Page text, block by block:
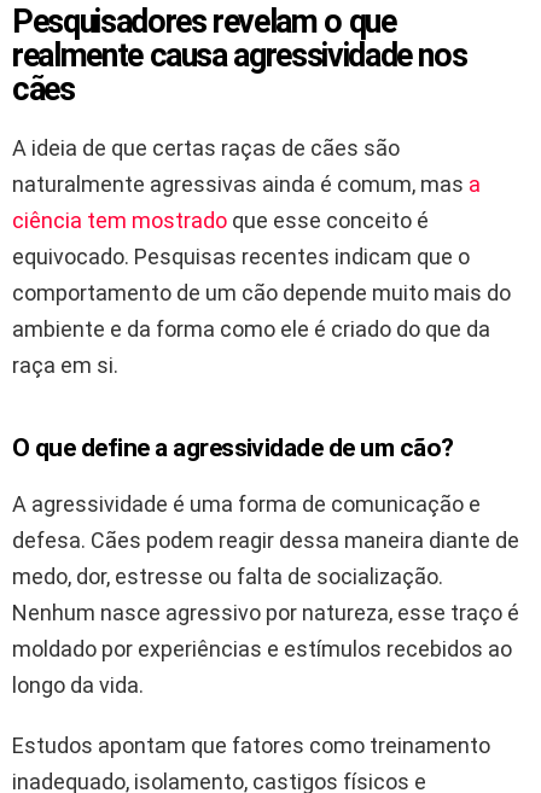
Pesquisadores revelam o que
realmente causa agressividade nos
cães
A ideia de que certas raças de cães são
naturalmente agressivas ainda é comum, mas a
ciência tem mostrado que esse conceito é
equivocado. Pesquisas recentes indicam que o
comportamento de um cão depende muito mais do
ambiente e da forma como ele é criado do que da
raça em si.
O que define a agressividade de um cão?
A agressividade é uma forma de comunicação e
defesa. Cães podem reagir dessa maneira diante de
medo, dor, estresse ou falta de socialização.
Nenhum nasce agressivo por natureza, esse traço é
moldado por experiências e estímulos recebidos ao
longo da vida.
Estudos apontam que fatores como treinamento
inadequado, isolamento, castigos físicos e